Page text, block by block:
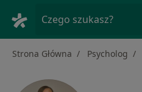
Czego szukasz?
Strona Główna Psycholog